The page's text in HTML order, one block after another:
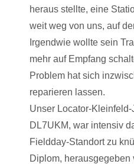
heraus stellte, eine
weit weg von uns, auf
Irgendwie wollte sein
mehr auf Empfang
Problem hat sich
reparieren lassen.
Unser Locator-
DL7UKM, war intensiv
Fieldday-Standort zu
Diplom, herausgegeben